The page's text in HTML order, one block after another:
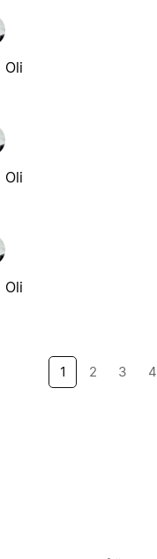
Oli
Oli
Oli
1 2 3 4